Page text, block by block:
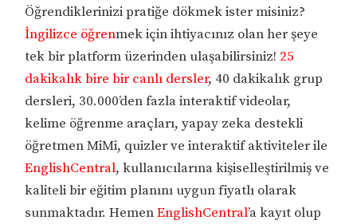
Öğrendiklerinizi pratiğe dökmek ister misiniz?
İngilizce öğrenmek için ihtiyacınız olan her şeye
tek bir platform üzerinden ulaşabilirsiniz! 25
dakikalık bire bir canlı dersler, 40 dakikalık grup
dersleri, 30.000’den fazla interaktif videolar,
kelime öğrenme araçları, yapay zeka destekli
öğretmen MiMi, quizler ve interaktif aktiviteler ile
EnglishCentral, kullanıcılarına kişiselleştirilmiş ve
kaliteli bir eğitim planını uygun fiyatlı olarak
sunmaktadır. HemenEnglishCentral’a kayıt olup